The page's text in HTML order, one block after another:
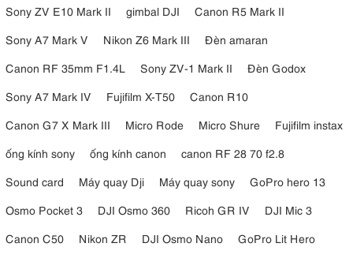
Sony ZV E10 Mark II
gimbal DJI
Canon R5 Mark II
Sony A7 Mark V
Nikon Z6 Mark III
Đèn amaran
Canon RF 35mm F1.4L
Sony ZV-1 Mark II
Đèn Godox
Sony A7 Mark IV
Fujifilm X-T50
Canon R10
Canon G7 X Mark III
Micro Rode Micro Shure
Fujifilm instax
ống kính sony
ống kính canon
canon RF 28 70 f2.8
Sound card
Máy quay Dji Máy quay sony
GoPro hero 13
Osmo Pocket 3
DJI Osmo 360 Ricoh GR IV
DJI Mic 3
Canon C50
Nikon ZR DJI Osmo Nano
GoPro Lit Hero